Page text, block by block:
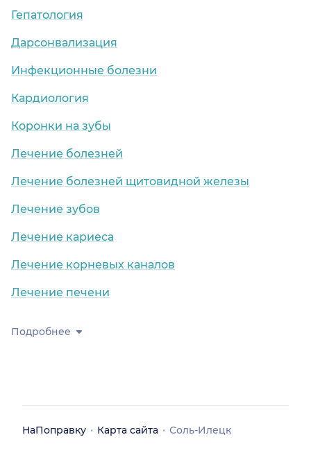
Гепатология
Дарсонвализация
Инфекционные болезни
Кардиология
Коронки на зубы
Лечение болезней
Лечение болезней щитовидной железы
Лечение зубов
Лечение кариеса
Лечение корневых каналов
Лечение печени
Подробнее
НаПоправку Карта сайта Соль-Илецк